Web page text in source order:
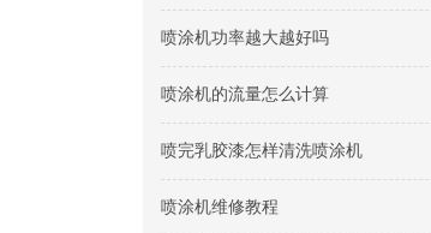
喷涂机功率越大越好吗
喷涂机的流量怎么计算
喷完乳胶漆怎样清洗喷涂机
喷涂机维修教程